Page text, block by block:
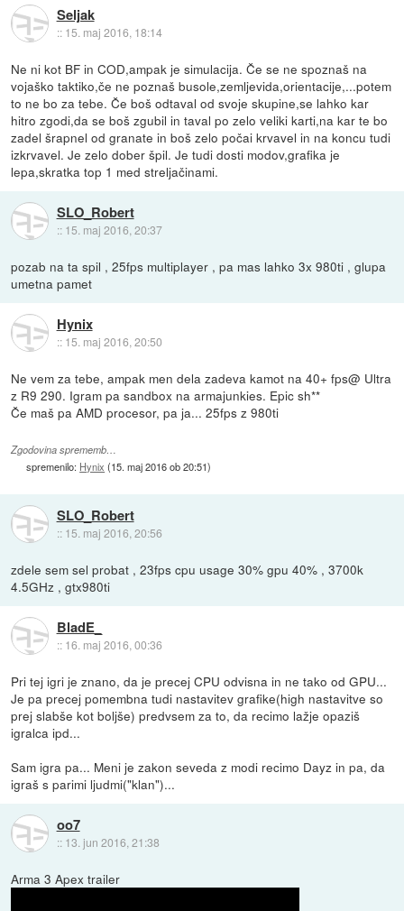
Seljak
:: 15. maj 2016, 18:14
Ne ni kot BF in COD,ampak je simulacija. Če se ne spoznaš na
vojaško taktiko,če ne poznaš busole,zemljevida,orientacije,...potem
to ne bo za tebe. Če boš odtaval od svoje skupine,se lahko kar
hitro zgodi,da se boš zgubil in taval po zelo veliki karti,na kar te bo
zadel šrapnel od granate in boš zelo počai krvavel in na koncu tudi
izkrvavel. Je zelo dober špil. Je tudi dosti modov,grafika je
lepa,skratka top 1 med streljačinami.
SLO_Robert
:: 15. maj 2016, 20:37
pozab na ta spil , 25fps multiplayer , pa mas lahko 3x 980ti , glupa
umetna pamet
Hynix
:: 15. maj 2016, 20:50
Ne vem za tebe, ampak men dela zadeva kamot na 40+ fps@ Ultra
z R9 290. Igram pa sandbox na armajunkies. Epic sh**
Če maš pa AMD procesor, pa ja... 25fps z 980ti
Zgodovina sprememb…
spremenilo: Hynix (15. maj 2016 ob 20:51)
SLO_Robert
:: 15. maj 2016, 20:56
zdele sem sel probat , 23fps cpu usage 30% gpu 40% , 3700k
4.5GHz , gtx980ti
BladE_
:: 16. maj 2016, 00:36
Pri tej igri je znano, da je precej CPU odvisna in ne tako od GPU...
Je pa precej pomembna tudi nastavitev grafike(high nastavitve so
prej slabše kot boljše) predvsem za to, da recimo lažje opaziš
igralca ipd...
Sam igra pa... Meni je zakon seveda z modi recimo Dayz in pa, da
igraš s parimi ljudmi("klan")...
oo7
:: 13. jun 2016, 21:38
Arma 3 Apex trailer